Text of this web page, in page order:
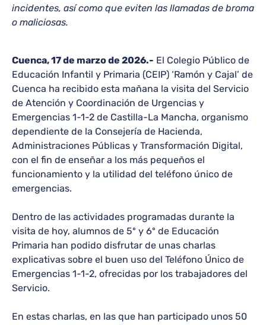
incidentes, así como que eviten las llamadas de broma
o maliciosas.
Cuenca, 17 de marzo de 2026.- El Colegio Público de
Educación Infantil y Primaria (CEIP) ‘Ramón y Cajal’ de
Cuenca ha recibido esta mañana la visita del Servicio
de Atención y Coordinación de Urgencias y
Emergencias 1-1-2 de Castilla-La Mancha, organismo
dependiente de la Consejería de Hacienda,
Administraciones Públicas y Transformación Digital,
con el fin de enseñar a los más pequeños el
funcionamiento y la utilidad del teléfono único de
emergencias.
Dentro de las actividades programadas durante la
visita de hoy, alumnos de 5º y 6º de Educación
Primaria han podido disfrutar de unas charlas
explicativas sobre el buen uso del Teléfono Único de
Emergencias 1-1-2, ofrecidas por los trabajadores del
Servicio.
En estas charlas, en las que han participado unos 50